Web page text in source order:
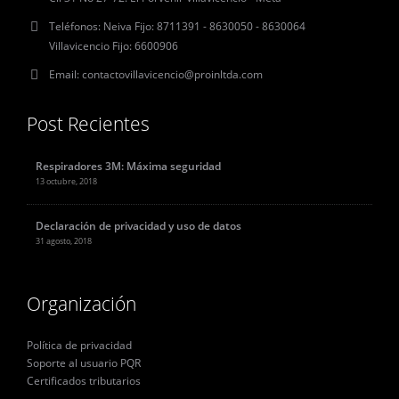
Teléfonos: Neiva Fijo: 8711391 - 8630050 - 8630064
Villavicencio Fijo: 6600906
Email:contactovillavicencio@proinltda.com
Post Recientes
Respiradores 3M: Máxima seguridad
13 octubre, 2018
Declaración de privacidad y uso de datos
31 agosto, 2018
Organización
Política de privacidad
Soporte al usuario PQR
Certificados tributarios